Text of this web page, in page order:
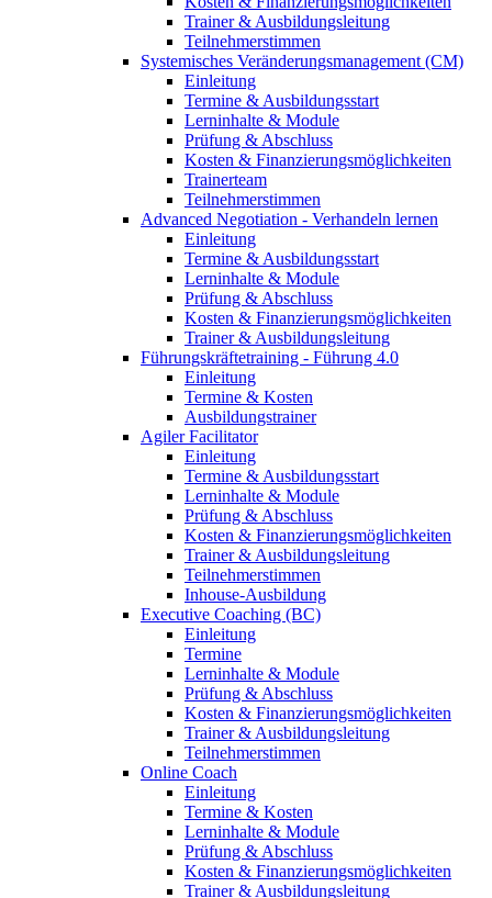
Trainer & Ausbildungsleitung
Teilnehmerstimmen
Systemisches Veränderungsmanagement (CM)
Einleitung
Termine & Ausbildungsstart
Lerninhalte & Module
Prüfung & Abschluss
Kosten & Finanzierungsmöglichkeiten
Trainerteam
Teilnehmerstimmen
Advanced Negotiation - Verhandeln lernen
Einleitung
Termine & Ausbildungsstart
Lerninhalte & Module
Prüfung & Abschluss
Kosten & Finanzierungsmöglichkeiten
Trainer & Ausbildungsleitung
Führungskräftetraining - Führung 4.0
Einleitung
Termine & Kosten
Ausbildungstrainer
Agiler Facilitator
Einleitung
Termine & Ausbildungsstart
Lerninhalte & Module
Prüfung & Abschluss
Kosten & Finanzierungsmöglichkeiten
Trainer & Ausbildungsleitung
Teilnehmerstimmen
Inhouse-Ausbildung
Executive Coaching (BC)
Einleitung
Termine
Lerninhalte & Module
Prüfung & Abschluss
Kosten & Finanzierungsmöglichkeiten
Trainer & Ausbildungsleitung
Teilnehmerstimmen
Online Coach
Einleitung
Termine & Kosten
Lerninhalte & Module
Prüfung & Abschluss
Kosten & Finanzierungsmöglichkeiten
Trainer & Ausbildungsleitung